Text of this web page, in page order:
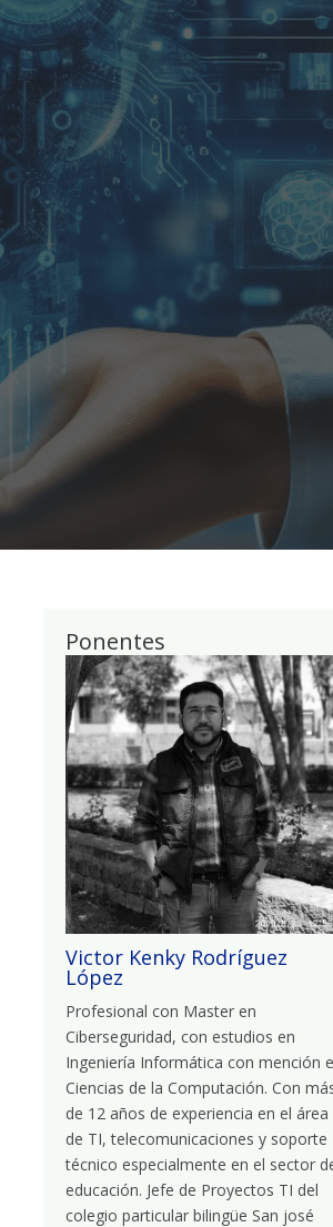
Ponentes
Victor Kenky Rodríguez
López
Profesional con Master en
Ciberseguridad, con estudios en
Ingeniería Informática con mención
Ciencias de la Computación. Con
de 12 años de experiencia en el área
de TI, telecomunicaciones y soporte
técnico especialmente en el sector
educación. Jefe de Proyectos TI del
colegio particular bilingüe San josé